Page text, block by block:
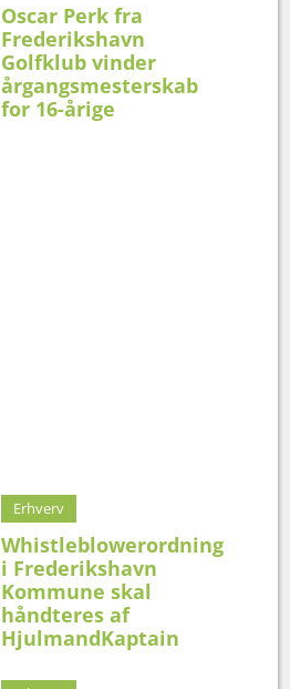
Oscar Perk fra
Frederikshavn
Golfklub vinder
årgangsmesterskab
for 16-årige
Erhverv
Whistleblowerordning
i Frederikshavn
Kommune skal
håndteres af
HjulmandKaptain